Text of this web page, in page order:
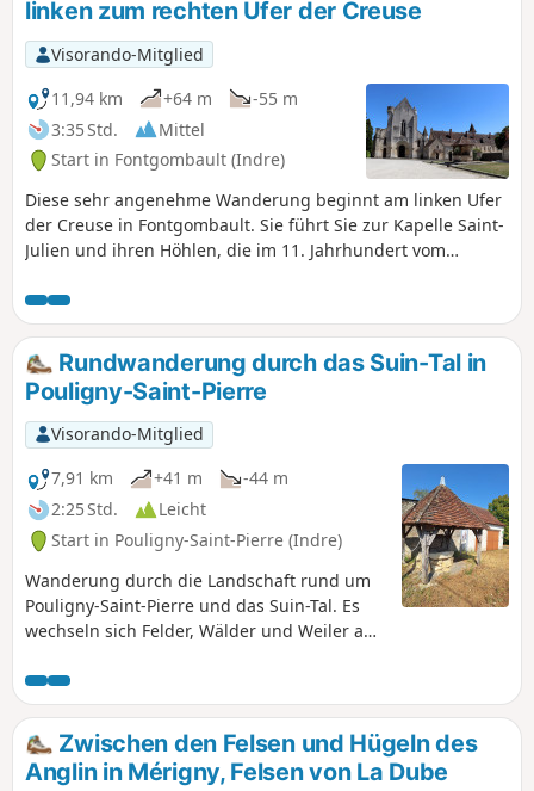
linken zum rechten Ufer der Creuse
Visorando-Mitglied
11,94 km
+64 m
-55 m
3:35 Std.
Mittel
Start in Fontgombault (Indre)
Diese sehr angenehme Wanderung beginnt am linken Ufer
der Creuse in Fontgombault. Sie führt Sie zur Kapelle Saint-
Julien und ihren Höhlen, die im 11. Jahrhundert vom
Weg entlang beeindruckender Kalksteinfelsen. Nachdem
Sie das Dorf Le Village du Bois durchquert haben, erreichen
Sie Lurais und seinen Strand. Anschließend wechseln Sie
zum rechten Ufer, um Preuilly-la-Ville und den
geheimnisvollen Bois des Dubes zu erreichen. Zum
Abschluss entdecken Sie die unverzichtbare Abtei von
Fontgombault.
Rundwanderung durch das Suin-Tal in
Pouligny-Saint-Pierre
Visorando-Mitglied
7,91 km
+41 m
-44 m
2:25 Std.
Leicht
Start in Pouligny-Saint-Pierre (Indre)
Wanderung durch die Landschaft rund um
Pouligny-Saint-Pierre und das Suin-Tal. Es
wechseln sich Felder, Wälder und Weiler ab.
Boudinière kann im Herbst und Winter
feucht sein und nach anhaltenden
Regenfällen ohne Gummistiefel sogar
unpassierbar werden. Die Wanderung kann
auch vom Zentrum von Pouligny-Saint-Pierre
Zwischen den Felsen und Hügeln des
Anglin in Mérigny, Felsen von La Dube